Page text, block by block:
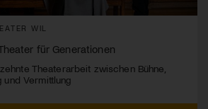
WIL
für Generationen
Theaterarbeit zwischen Bühne,
Vermittlung